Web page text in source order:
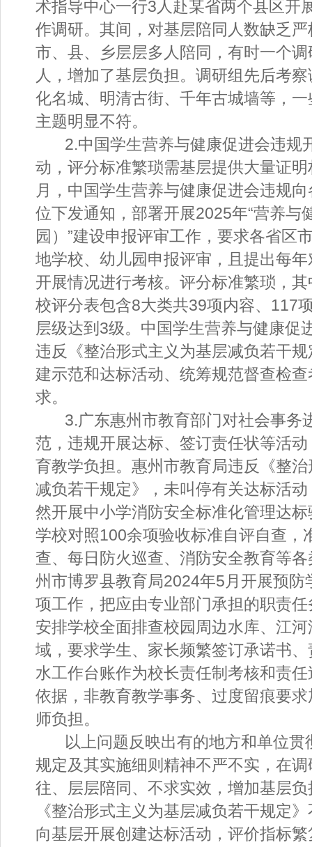
术指导中心一行3人赴某省两个县区开
作调研。其间，对基层陪同人数缺乏
市、县、乡层层多人陪同，有时一个
人，增加了基层负担。调研组先后考
化名城、明清古街、千年古城墙等，
主题明显不符。
2.中国学生营养与健康促进会违规
动，评分标准繁琐需基层提供大量证
月，中国学生营养与健康促进会违规
位下发通知，部署开展2025年“营养与
园）”建设申报评审工作，要求各省区
地学校、幼儿园申报评审，且提出每
开展情况进行考核。评分标准繁琐，
校评分表包含8大类共39项内容、117
层级达到3级。中国学生营养与健康促
违反《整治形式主义为基层减负若干
建示范和达标活动、统筹规范督查检
求。
3.广东惠州市教育部门对社会事务
范，违规开展达标、签订责任状等活
育教学负担。惠州市教育局违反《整
减负若干规定》，未叫停有关达标活
然开展中小学消防安全标准化管理达
学校对照100余项验收标准自评自查，
查、每日防火巡查、消防安全教育等
州市博罗县教育局2024年5月开展预防
项工作，把应由专业部门承担的职责
安排学校全面排查校园周边水库、江
域，要求学生、家长频繁签订承诺书
水工作台账作为校长责任制考核和责
依据，非教育教学事务、过度留痕要
师负担。
以上问题反映出有的地方和单位贯
规定及其实施细则精神不严不实，在
往、层层陪同、不求实效，增加基层
《整治形式主义为基层减负若干规定
向基层开展创建达标活动，评价指标